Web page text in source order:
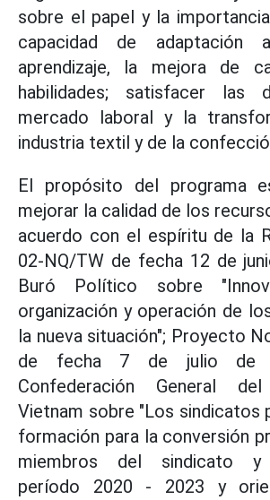
sobre el papel y la
capacidad de adaptación
aprendizaje, la mejora de
habilidades; satisfacer las
mercado laboral y la
industria textil y de la
El propósito del programa
mejorar la calidad de los
acuerdo con el espíritu de la
02-NQ/TW de fecha 12 de
Buró Político sobre
organización y operación de
la nueva situación"; Proyecto
de fecha 7 de julio de
Confederación General
Vietnam sobre "Los sindicatos
formación para la conversión
miembros del sindicato y
período 2020 - 2023 y